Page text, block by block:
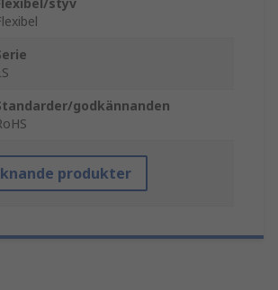
styv
godkännanden
produkter